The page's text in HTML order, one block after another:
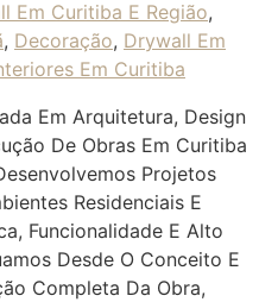
Em Curitiba E Região,
, Decoração, Drywall Em
Em Curitiba
Em Arquitetura, Design
De Obras Em Curitiba
Projetos
Residenciais E
Funcionalidade E Alto
Desde O Conceito E
Completa Da Obra,